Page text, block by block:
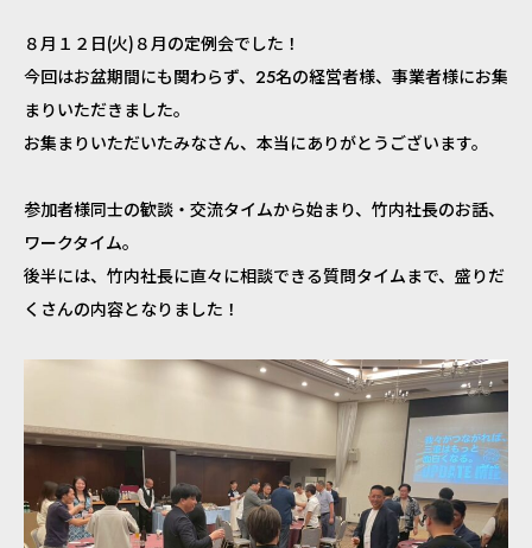
８月１２日(火)８月の定例会でした！
今回はお盆期間にも関わらず、25名の経営者様、事業者様にお集
まりいただきました。
お集まりいただいたみなさん、本当にありがとうございます。
参加者様同士の歓談・交流タイムから始まり、竹内社長のお話、
ワークタイム。
後半には、竹内社長に直々に相談できる質問タイムまで、盛りだ
くさんの内容となりました！